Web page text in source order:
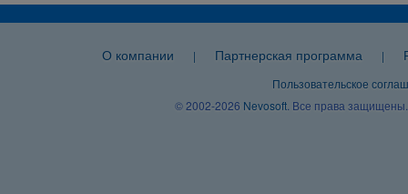
О компании | Партнерская программа |
Пользовательское
© 2002-2026 Nevosoft . Все права защищены